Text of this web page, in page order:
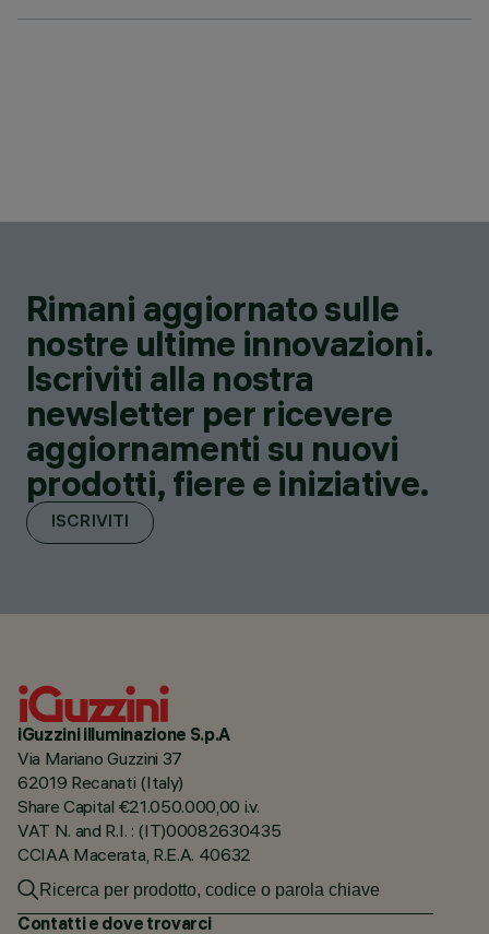
Rimani aggiornato sulle
nostre ultime innovazioni.
Iscriviti alla nostra
newsletter per ricevere
aggiornamenti su nuovi
prodotti, fiere e iniziative.
ISCRIVITI
iGuzzini illuminazione S.p.A
Via Mariano Guzzini 37
62019 Recanati (Italy)
Share Capital €21.050.000,00 i.v.
VAT N. and R.I. : (IT)00082630435
CCIAA Macerata, R.E.A. 40632
Contatti e dove trovarci